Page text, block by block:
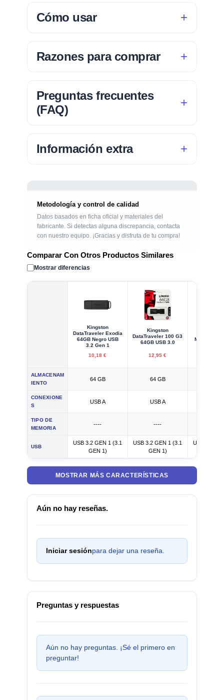
Cómo usar
Razones para comprar
Preguntas frecuentes
(FAQ)
Información extra
Metodología y control de calidad
Datos basados en ficha oficial y materiales del
fabricante. Si detectas alguna discrepancia, contacta
con nuestro equipo. ¡Gracias y disfruta de tu compra!
Comparar Con Otros Productos Similares
Mostrar diferencias
Kingston
DataTraveler Exodia
64GB Negro USB
3.2 Gen 1
10,18 €
Kingston
DataTraveler 100 G3
64GB USB 3.0
12,95 €
MicroDuo
ALMACENAM
IENTO
64 GB 64 GB
CONEXIONE
S
USB A USB A
TIPO DE
MEMORIA
---- ----
USB
USB 3.2 GEN 1 (3.1
GEN 1)
USB 3.2 GEN 1 (3.1
GEN 1)
USB 3.2
MOSTRAR MÁS CARACTERÍSTICAS
Aún no hay reseñas.
Iniciar sesiónpara dejar una reseña.
Preguntas y respuestas
Aún no hay preguntas. ¡Sé el primero en
preguntar!